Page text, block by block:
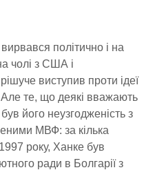
політично і на
чолі з США і
виступив проти ідеї
те, що деякі вважають
його неузгодженість з
МВФ: за кілька
року, Ханке був
ради в Болгарії з